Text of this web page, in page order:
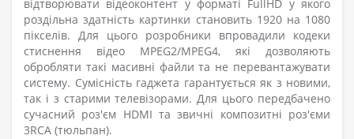
відтворювати відеоконтент у форматі FullHD у якого
роздільна здатність картинки становить 1920 на 1080
пікселів. Для цього розробники впровадили кодеки
стиснення відео MPEG2/MPEG4, які дозволяють
обробляти такі масивні файли та не перевантажувати
систему. Сумісність гаджета гарантується як з новими,
так і з старими телевізорами. Для цього передбачено
сучасний роз'єм HDMI та звичні композитні роз'єми
3RCA (тюльпан).